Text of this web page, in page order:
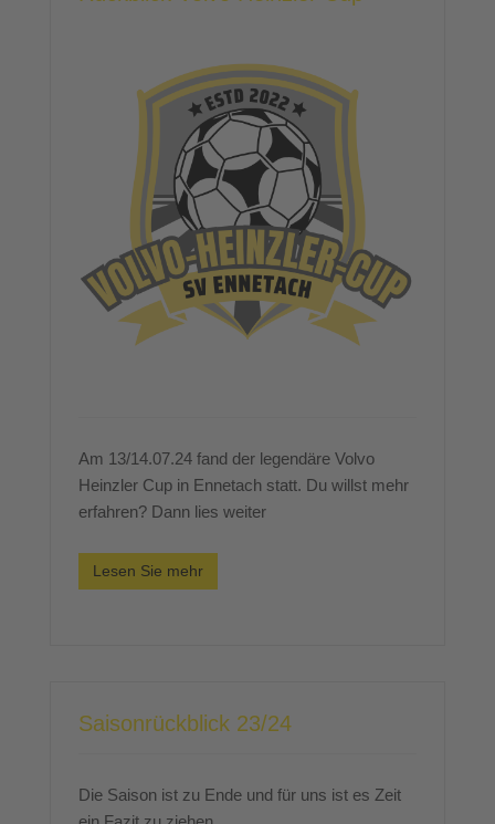
Am 13/14.07.24 fand der legendäre Volvo
Heinzler Cup in Ennetach statt. Du willst mehr
erfahren? Dann lies weiter
Lesen Sie mehr
Saisonrückblick 23/24
Die Saison ist zu Ende und für uns ist es Zeit